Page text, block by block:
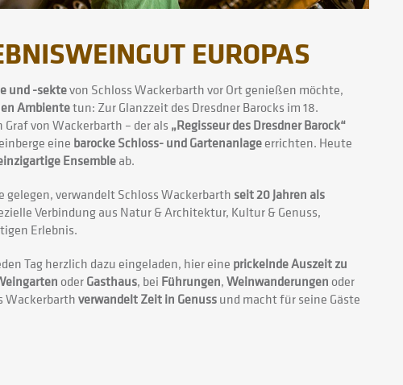
EUROPAS
und -sektevon Schloss Wackerbarth vor Ort genießen möchte,
Ambientetun: Zur Glanzzeit des Dresdner Barocks im 18.
von Wackerbarth – der als „Regisseur des Dresdner Barock“
eine barocke Schloss- und Gartenanlageerrichten. Heute
Ensembleab.
gelegen, verwandelt Schloss Wackerbarth seit 20 Jahren als
Verbindung aus Natur & Architektur, Kultur & Genuss,
Erlebnis.
Tag herzlich dazu eingeladen, hier eine prickelnde Auszeit zu
oderGasthaus, bei Führungen,Weinwanderungen oder
Wackerbarthverwandelt Zeit in Genussund macht für seine Gäste